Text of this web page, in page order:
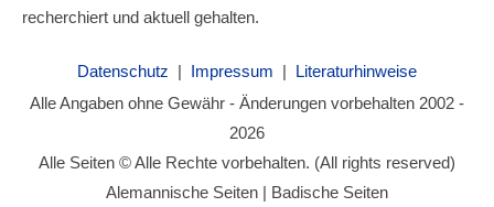
recherchiert und aktuell gehalten.
Datenschutz | Impressum | Literaturhinweise
Alle Angaben ohne Gewähr - Änderungen vorbehalten 2002 -
2026
Alle Seiten © Alle Rechte vorbehalten. (All rights reserved)
Alemannische Seiten | Badische Seiten